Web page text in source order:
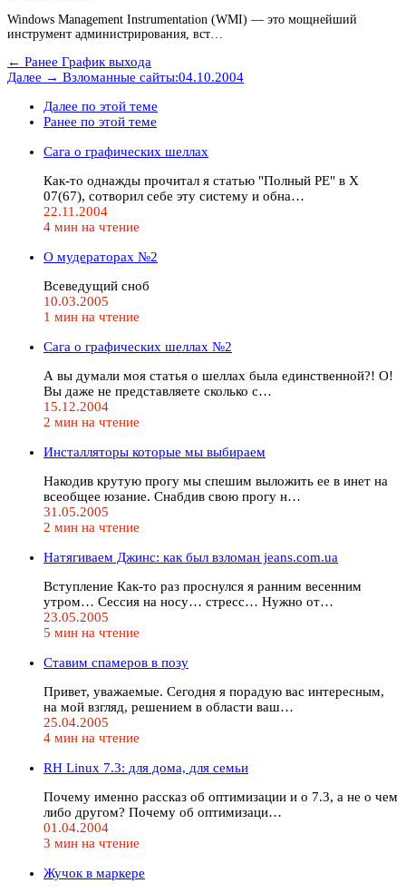
Windows Management Instrumentation (WMI) — это мощнейший
инструмент администрирования, вст…
← Ранее График выхода
Далее → Взломанные сайты:04.10.2004
Далее по этой теме
Ранее по этой теме
Сага о графических шеллах
Как-то однажды прочитал я статью "Полный РЕ" в Х
07(67), сотворил себе эту систему и обна…
22.11.2004
4 мин на чтение
О мудераторах №2
Всеведущий сноб
10.03.2005
1 мин на чтение
Сага о графических шеллах №2
А вы думали моя статья о шеллах была единственной?! О!
Вы даже не представляете сколько с…
15.12.2004
2 мин на чтение
Инсталляторы которые мы выбираем
Накодив крутую прогу мы спешим выложить ее в инет на
всеобщее юзание. Снабдив свою прогу н…
31.05.2005
2 мин на чтение
Натягиваем Джинс: как был взломан jeans.com.ua
Вступление Как-то раз проснулся я ранним весенним
утром… Сессия на носу… стресс… Нужно от…
23.05.2005
5 мин на чтение
Ставим спамеров в позу
Привет, уважаемые. Сегодня я порадую вас интересным,
на мой взгляд, решением в области ваш…
25.04.2005
4 мин на чтение
RH Linux 7.3: для дома, для семьи
Почему именно рассказ об оптимизации и о 7.3, а не о чем
либо другом? Почему об оптимизаци…
01.04.2004
3 мин на чтение
Жучок в маркере